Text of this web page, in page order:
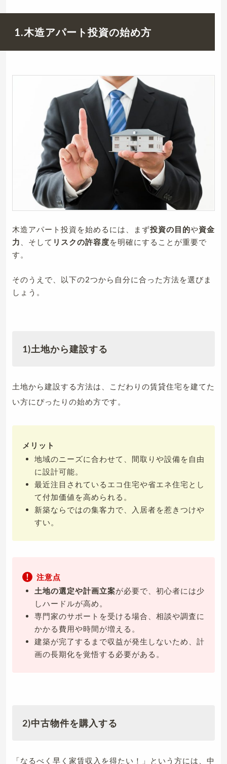
1.木造アパート投資の始め方
木造アパート投資を始めるには、まず投資の目的や資金
力
、そして リスクの許容度を明確にすることが重要で
す。
そのうえで、以下の2つから自分に合った方法を選びま
しょう。
1)土地から建設する
土地から建設する方法は、こだわりの賃貸住宅を建てた
い方にぴったりの始め方です。
メリット
地域のニーズに合わせて、間取りや設備を自由
に設計可能。
最近注目されているエコ住宅や省エネ住宅とし
て付加価値を高められる。
新築ならではの集客力で、入居者を惹きつけや
すい。
注意点
土地の選定や計画立案が必要で、初心者には少
しハードルが高め。
専門家のサポートを受ける場合、相談や調査に
かかる費用や時間が増える。
建築が完了するまで収益が発生しないため、計
画の長期化を覚悟する必要がある。
2)中古物件を購入する
「なるべく早く家賃収入を得たい！」という方には、中